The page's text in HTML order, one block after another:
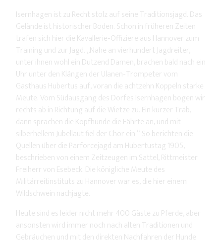
Isernhagen ist zu Recht stolz auf seine Traditionsjagd. Das
Gelände ist historischer Boden. Schon in früheren Zeiten
trafen sich hier die Kavallerie-Offiziere aus Hannover zum
Training und zur Jagd. „Nahe an vierhundert Jagdreiter,
unter ihnen wohl ein Dutzend Damen, brachen bald nach ein
Uhr unter den Klängen der Ulanen-Trompeter vom
Gasthaus Hubertus auf, voran die achtzehn Koppeln starke
Meute. Vom Südausgang des Dorfes Isernhagen bogen wir
rechts ab in Richtung auf die Wietze zu. Ein kurzer Trab,
dann sprachen die Kopfhunde die Fährte an, und mit
silberhellem Jubellaut fiel der Chor ein.“ So berichten die
Quellen über die Parforcejagd am Hubertustag 1905,
beschrieben von einem Zeitzeugen im Sattel, Rittmeister
Freiherr von Esebeck. Die königliche Meute des
Militärreitinstituts zu Hannover war es, die hier einem
Wildschwein nachjagte.
Heute sind es leider nicht mehr 400 Gäste zu Pferde, aber
ansonsten wird immer noch nach alten Traditionen und
Gebräuchen und mit den direkten Nachfahren der Hunde